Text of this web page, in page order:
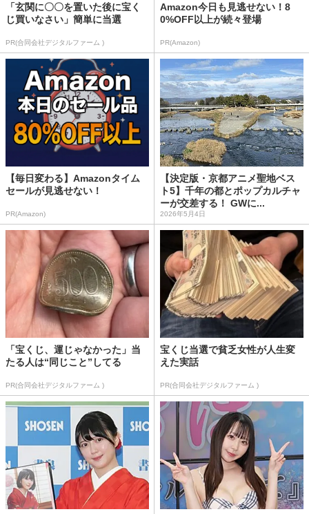
「玄関に〇〇を置いた後に宝く
じ買いなさい」簡単に当選
PR(合同会社デジタルファーム )
Amazon今日も見逃せない！8
0%OFF以上が続々登場
PR(Amazon)
【毎日変わる】Amazonタイム
セールが見逃せない！
PR(Amazon)
【決定版・京都アニメ聖地ベス
ト5】千年の都とポップカルチャ
ーが交差する！ GWに...
2026年5月4日
「宝くじ、運じゃなかった」当
たる人は“同じこと”してる
PR(合同会社デジタルファーム )
宝くじ当選で貧乏女性が人生変
えた実話
PR(合同会社デジタルファーム )